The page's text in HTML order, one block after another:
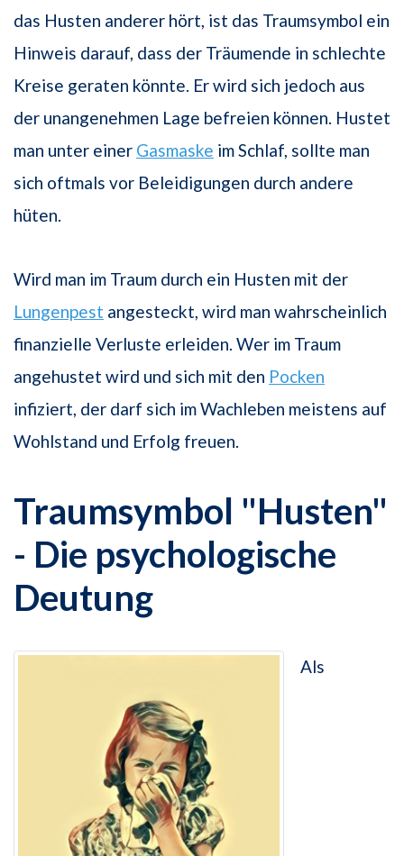
das Husten anderer hört, ist das Traumsymbol ein
Hinweis darauf, dass der Träumende in schlechte
Kreise geraten könnte. Er wird sich jedoch aus
der unangenehmen Lage befreien können. Hustet
man unter einer Gasmaske im Schlaf, sollte man
sich oftmals vor Beleidigungen durch andere
hüten.
Wird man im Traum durch ein Husten mit der
Lungenpest angesteckt, wird man wahrscheinlich
finanzielle Verluste erleiden. Wer im Traum
angehustet wird und sich mit den Pocken
infiziert, der darf sich im Wachleben meistens auf
Wohlstand und Erfolg freuen.
Traumsymbol "Husten"
- Die psychologische
Deutung
Als